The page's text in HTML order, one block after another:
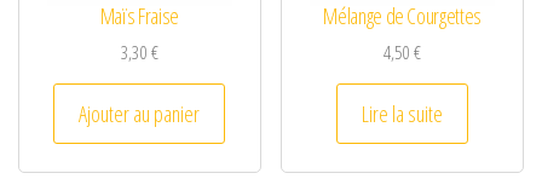
Maïs Fraise
3,30€
Ajouter au panier
Mélange de Courgettes
4,50€
Lire la suite